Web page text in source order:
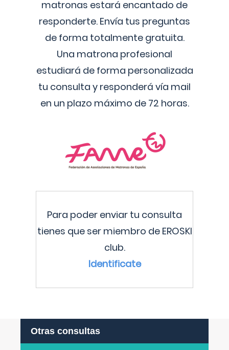
matronas estará encantado de
responderte. Envía tus preguntas
de forma totalmente gratuita.
Una matrona profesional
estudiará de forma personalizada
tu consulta y responderá vía mail
en un plazo máximo de 72 horas.
Para poder enviar tu consulta
tienes que ser miembro de EROSKI
club.
Identificate
Otras consultas